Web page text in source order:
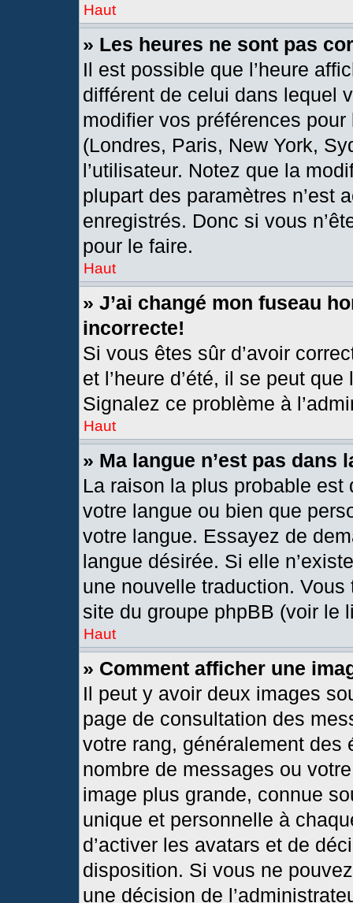
Haut
» Les heures ne sont pas
Il est possible que l’heure
différent de celui dans lequel
modifier vos préférences
(Londres, Paris, New York,
l’utilisateur. Notez que la
plupart des paramètres n’est
enregistrés. Donc si vous
pour le faire.
Haut
» J’ai changé mon fuseau
incorrecte!
Si vous êtes sûr d’avoir
et l’heure d’été, il se peut
Signalez ce problème à
Haut
» Ma langue n’est pas dans
La raison la plus probable est
votre langue ou bien que
votre langue. Essayez de
langue désirée. Si elle
une nouvelle traduction.
site du groupe phpBB (voir le
Haut
» Comment afficher une
Il peut y avoir deux images
page de consultation des
votre rang, généralement
nombre de messages ou
image plus grande, connue
unique et personnelle à
d’activer les avatars et de
disposition. Si vous ne
une décision de